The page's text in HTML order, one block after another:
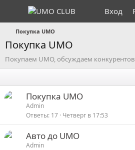
Вход
Покупка UMO
Покупка UMO
Покупаем UMO, обсуждаем конкурентов
Покупка UMO
Admin
Ответы 17 Четверг в 17:53
Авто до UMO
Admin